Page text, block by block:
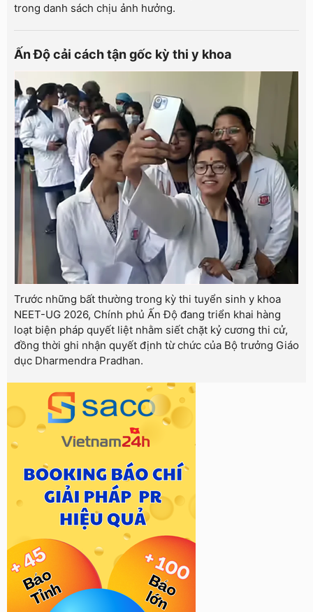
trong danh sách chịu ảnh hưởng.
Ấn Độ cải cách tận gốc kỳ thi y khoa
Trước những bất thường trong kỳ thi tuyển sinh y khoa
NEET-UG 2026, Chính phủ Ấn Độ đang triển khai hàng
loạt biện pháp quyết liệt nhằm siết chặt kỷ cương thi cử,
đồng thời ghi nhận quyết định từ chức của Bộ trưởng Giáo
dục Dharmendra Pradhan.